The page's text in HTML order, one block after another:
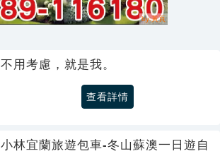
不用考慮，就是我。
查看詳情
小林宜蘭旅遊包車-冬山蘇澳一日遊自